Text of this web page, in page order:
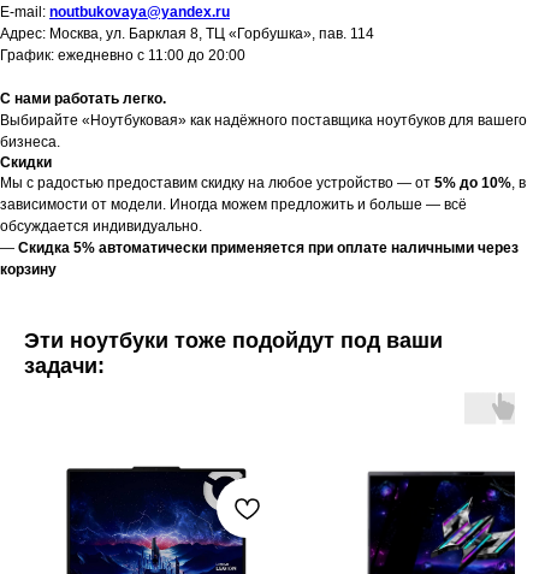
E-mail: noutbukovaya@yandex.ru
Адрес: Москва, ул. Барклая 8, ТЦ «Горбушка», пав. 114
График: ежедневно с 11:00 до 20:00
С нами работать легко.
Выбирайте «Ноутбуковая» как надёжного поставщика ноутбуков для вашего
бизнеса.
Скидки
Мы с радостью предоставим скидку на любое устройство — от 5% до 10%, в
зависимости от модели. Иногда можем предложить и больше — всё
обсуждается индивидуально.
— Скидка 5% автоматически применяется при оплате наличными через
корзину
Эти ноутбуки тоже подойдут под ваши
задачи: